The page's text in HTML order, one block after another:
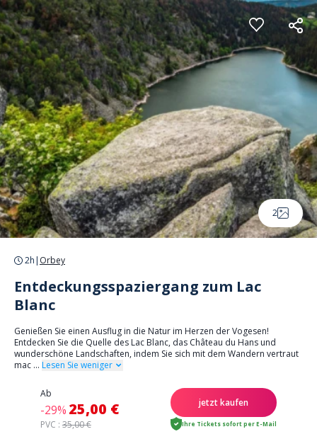
Cookie-Einstellungen
2
2h | Orbey
Entdeckungsspaziergang zum Lac
Blanc
Genießen Sie einen Ausflug in die Natur im Herzen der Vogesen!
Entdecken Sie die Quelle des Lac Blanc, das Château du Hans und
wunderschöne Landschaften, indem Sie sich mit dem Wandern vertraut
mac ... Lesen Sie weniger
Ab
-29% 25,00 €
PVC : 35,00 €
jetzt kaufen
Ihre Tickets sofort per E-Mail